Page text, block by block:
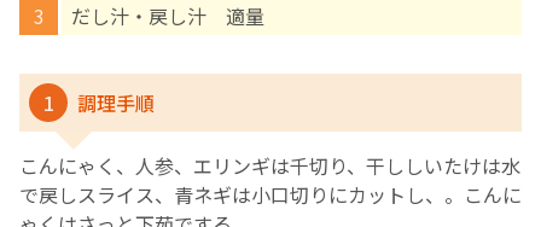
だし汁・戻し汁 適量
1 調理手順
こんにゃく、人参、エリンギは千切り、干ししいたけは水
で戻しスライス、青ネギは小口切りにカットし、。こんに